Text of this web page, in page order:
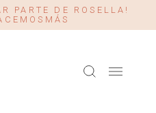
PARTE DE ROSELLA!